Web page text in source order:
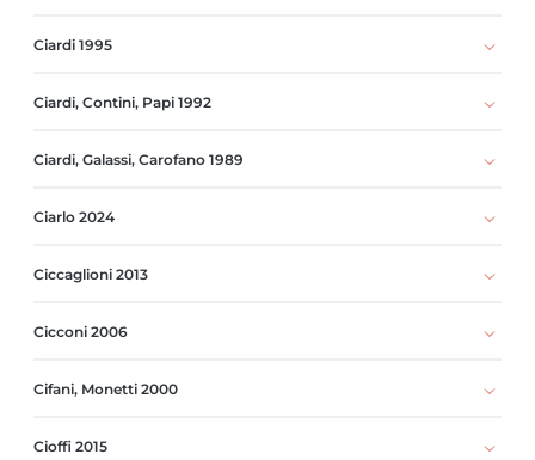
Ciardi 1995
Ciardi, Contini, Papi 1992
Ciardi, Galassi, Carofano 1989
Ciarlo 2024
Ciccaglioni 2013
Cicconi 2006
Cifani, Monetti 2000
Cioffi 2015